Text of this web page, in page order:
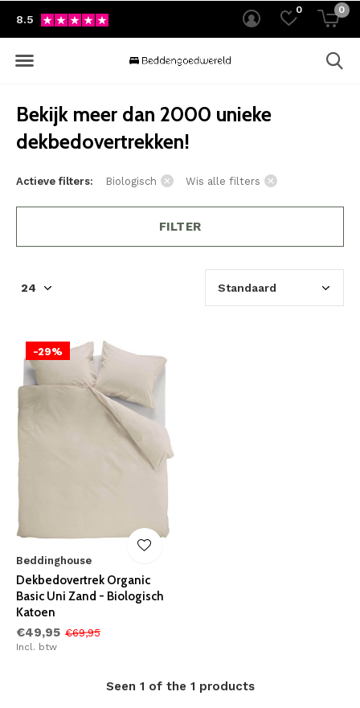
0 0
8.5
Bekijk meer dan 2000 unieke
dekbedovertrekken!
Actieve filters: Biologisch Wis alle filters
FILTER
-29%
Beddinghouse
Dekbedovertrek Organic
Basic Uni Zand - Biologisch
Katoen
€49,95 €69,95
Incl. btw
Seen 1 of the 1 products